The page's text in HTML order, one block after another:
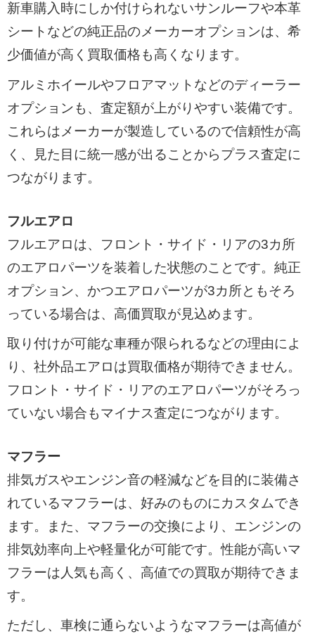
新車購入時にしか付けられないサンルーフや本革
シートなどの純正品のメーカーオプションは、希
少価値が高く買取価格も高くなります。
アルミホイールやフロアマットなどのディーラー
オプションも、査定額が上がりやすい装備です。
これらはメーカーが製造しているので信頼性が高
く、見た目に統一感が出ることからプラス査定に
つながります。
フルエアロ
フルエアロは、フロント・サイド・リアの3カ所
のエアロパーツを装着した状態のことです。純正
オプション、かつエアロパーツが3カ所ともそろ
っている場合は、高価買取が見込めます。
取り付けが可能な車種が限られるなどの理由によ
り、社外品エアロは買取価格が期待できません。
フロント・サイド・リアのエアロパーツがそろっ
ていない場合もマイナス査定につながります。
マフラー
排気ガスやエンジン音の軽減などを目的に装備さ
れているマフラーは、好みのものにカスタムでき
ます。また、マフラーの交換により、エンジンの
排気効率向上や軽量化が可能です。性能が高いマ
フラーは人気も高く、高値での買取が期待できま
す。
ただし、車検に通らないようなマフラーは高値が